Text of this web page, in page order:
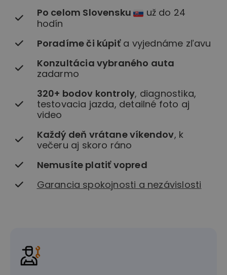
Po celom Slovensku
už do 24
hodín
Poradíme či kúpiťa vyjednáme zľavu
Konzultácia vybraného auta
zadarmo
320+ bodov kontroly, diagnostika,
testovacia jazda, detailné foto aj
video
Každý deň vrátane víkendov, k
večeru aj skoro ráno
Nemusíte platiť vopred
Garancia spokojnosti a nezávislosti